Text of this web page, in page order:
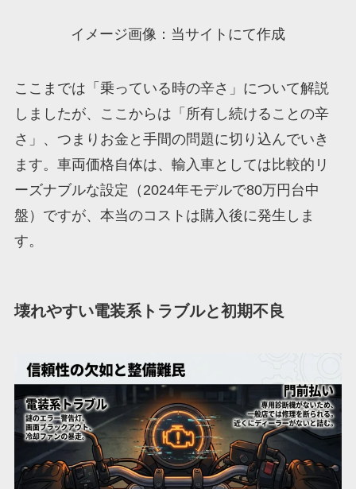
イメージ画像：当サイトにて作成
ここまでは「乗っている時の辛さ」について解説
しましたが、ここからは「所有し続けることの辛
さ」、つまりお金と手間の問題に切り込んでいき
ます。車両価格自体は、輸入車としては比較的リ
ーズナブルな設定（2024年モデルで80万円台中
盤）ですが、本当のコストは購入後に発生しま
す。
壊れやすい電装系トラブルと初期不良